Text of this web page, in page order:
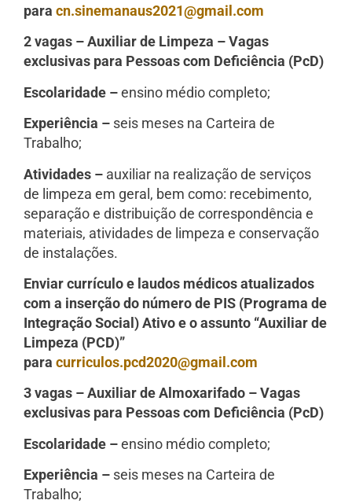
para cn.sinemanaus2021@gmail.com
2 vagas – Auxiliar de Limpeza – Vagas
exclusivas para Pessoas com Deficiência (PcD)
Escolaridade –ensino médio completo;
Experiência – seis meses na Carteira de
Trabalho;
Atividades – auxiliar na realização de serviços
de limpeza em geral, bem como: recebimento,
separação e distribuição de correspondência e
materiais, atividades de limpeza e conservação
de instalações.
Enviar currículo e laudos médicos atualizados
com a inserção do número de PIS (Programa de
Integração Social) Ativo e o assunto “Auxiliar de
Limpeza (PCD)”
para curriculos.pcd2020@gmail.com
3 vagas – Auxiliar de Almoxarifado – Vagas
exclusivas para Pessoas com Deficiência (PcD)
Escolaridade –ensino médio completo;
Experiência – seis meses na Carteira de
Trabalho;